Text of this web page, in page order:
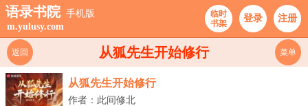
语录书院 手机版
m.yulusy.com
临时
书架
登录 注册
从狐先生开始修行
返回 菜单
从狐先生开始修行
作者：此间修北